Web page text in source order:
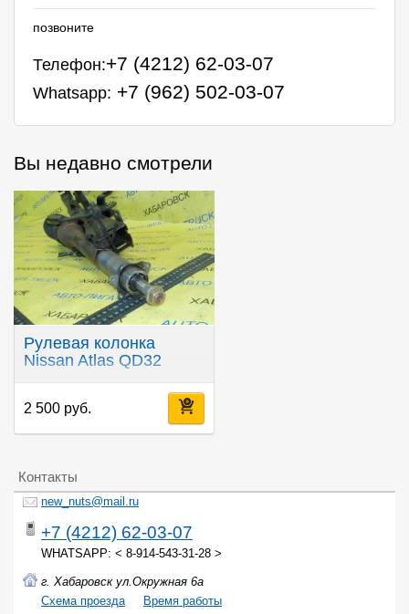
позвоните
Телефон:+7 (4212) 62-03-07
Whatsapp: +7 (962) 502-03-07
Вы недавно смотрели
Рулевая колонка
Nissan Atlas QD32
2 500 руб.
Контакты
new_nuts@mail.ru
+7 (4212) 62-03-07
WHATSAPP: < 8-914-543-31-28 >
г. Хабаровск ул.Окружная 6а
Cхема проезда
Время работы